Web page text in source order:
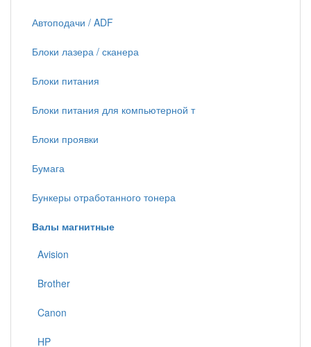
Автоподачи / ADF
Блоки лазера / сканера
Блоки питания
Блоки питания для компьютерной т
Блоки проявки
Бумага
Бункеры отработанного тонера
Валы магнитные
Avision
Brother
Canon
HP